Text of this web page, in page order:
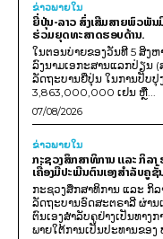
ຂ່າວພາຍ​ໃນ
ຍີ່ປຸ່ນ-ລາວ ສົ່ງເສີມສາຍພົວພັນ
ຮ່ວມຍຸດທະສາດຮອບດ້ານ.
ໃນຕອນບ່າຍຂອງວັນທີ 5 ສິງຫ
ລົງນາມເອກະສານແລກປ່ຽນ
ລັດຖະບານຍີ່ປຸ່ນ ໃນການປັບ
3,863,000,000 ເຢນ ຫຼື...
07/08/2026
ຂ່າວພາຍ​ໃນ
ກະຊວງສຶກສາທິການ ແລະ ກິລ
ເຄື່ອງມືປະເມີນຕົນເອງສຳລັບຄູ
ກະຊວງສຶກສາທິການ ແລະ ກິ
ລັດຖະບານອົດສະຕຣາລີ ຜ່ານ
ຕົນເອງສຳລັບຄູຢ່າງເປັນທາງ
ພາຍໃຕ້ການເປັນປະທານຂອງ